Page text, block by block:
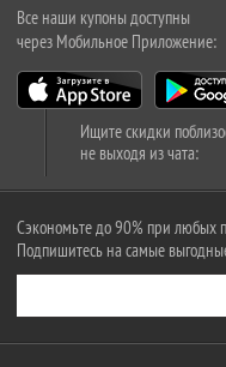
Все наши купоны доступны
через Мобильное Приложение:
Ищите скидки
не выходя из чата:
Сэкономьте до 90% при любых
Подпишитесь на самые